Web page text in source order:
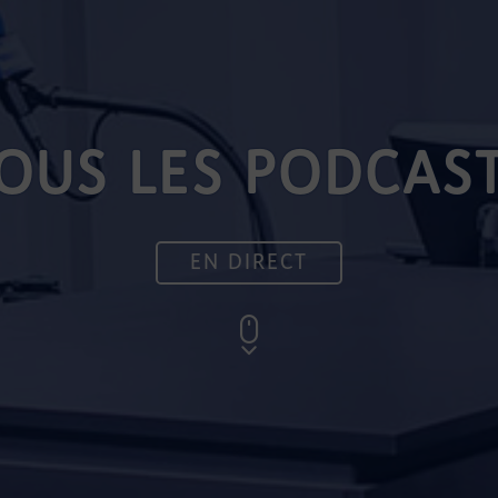
LES
EN DIRECT